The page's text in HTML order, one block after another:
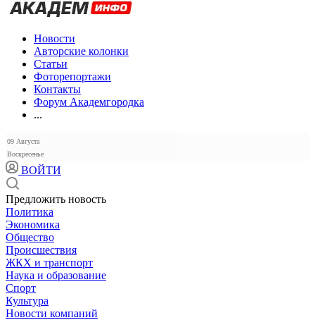
Новости
Авторские колонки
Статьи
Фоторепортажи
Контакты
Форум Академгородка
...
09 Августа
Воскресенье
ВОЙТИ
Предложить новость
Политика
Экономика
Общество
Происшествия
ЖКХ и транспорт
Наука и образование
Спорт
Культура
Новости компаний